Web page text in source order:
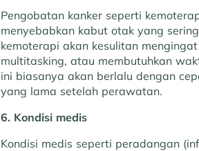
Pengobatan kanker seperti
menyebabkan kabut otak yang
kemoterapi akan kesulitan
multitasking, atau membutuhkan
ini biasanya akan berlalu dengan
yang lama setelah perawatan.
6. Kondisi medis
Kondisi medis seperti peradangan